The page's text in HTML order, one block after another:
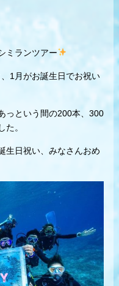
ミランツアー
1月がお誕生日でお祝い
っという間の200本、300
。
生日祝い、みなさんおめ